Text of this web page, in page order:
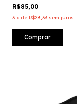
R$85,00
3 x de R$28,33 sem juros
Comprar